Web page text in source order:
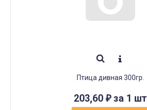
Птица дивная 300гр.
203,60 ₽за 1 шт